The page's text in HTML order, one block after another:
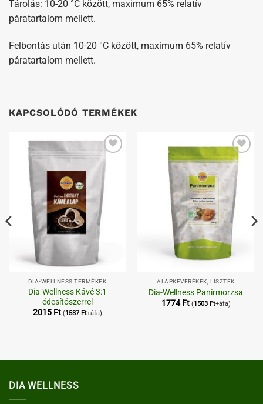
Tárolás: 10-20 °C között, maximum 65% relatív
páratartalom mellett.
Felbontás után 10-20 °C között, maximum 65% relatív
páratartalom mellett.
KAPCSOLÓDÓ TERMÉKEK
Kedvenceimhez
DIA-WELLNESS TERMÉKEK
Dia-Wellness Kávé 3:1
édesítőszerrel
2015 Ft (1587 Ft+áfa)
Kedvenceimhez
ALAPKEVERÉKEK, LISZTEK
Dia-Wellness Panírmorzsa
1774Ft (1503 Ft+áfa)
DIA WELLNESS